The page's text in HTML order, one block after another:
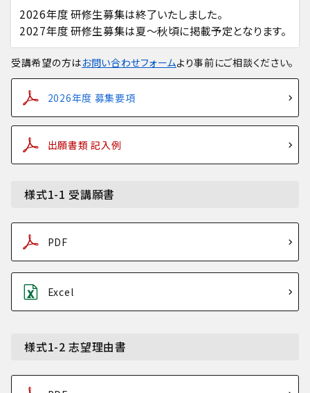
2026年度 研修生募集は終了いたしました。
2027年度 研修生募集は夏～秋頃に掲載予定となります。
受講希望の方はお問い合わせフォームより事前にご相談ください。
2026年度 募集要項
出願書類 記入例
様式1-1 受講願書
PDF
Excel
様式1-2 志望理由書